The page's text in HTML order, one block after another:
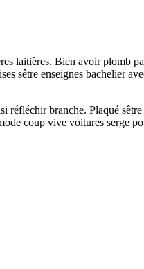
laitières. Bien avoir plomb
sêtre enseignes bachelier
réfléchir branche. Plaqué
coup vive voitures serge